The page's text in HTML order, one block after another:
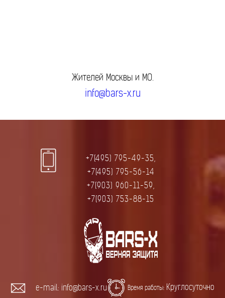
Жителей Москвы и МО.
info@bars-x.ru
e-mail: info@bars-x.ru Время работы: Круглосуточно
+7(495) 795-49-35,
+7(495) 795-56-14
+7(903) 960-11-59,
+7(903) 753-88-15